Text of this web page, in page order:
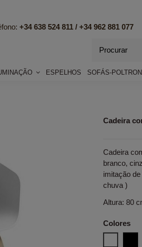
+34 638 524 811 / +34 962 881 077
ESPELHOS SOFÁS-
Cadeira
Cadeira
branco,
imitação
chuva )
Altura: 80
Colores